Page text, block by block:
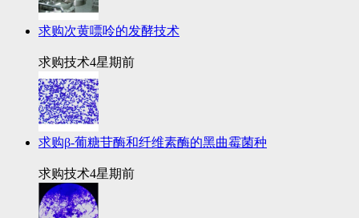
求购次黄嘌呤的发酵技术
求购技术4星期前
求购β-葡糖苷酶和纤维素酶的黑曲霉菌种
求购技术4星期前